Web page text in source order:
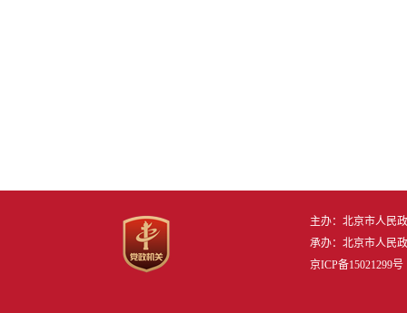
主办：北京市人民
承办：北京市人民
京ICP备15021299号